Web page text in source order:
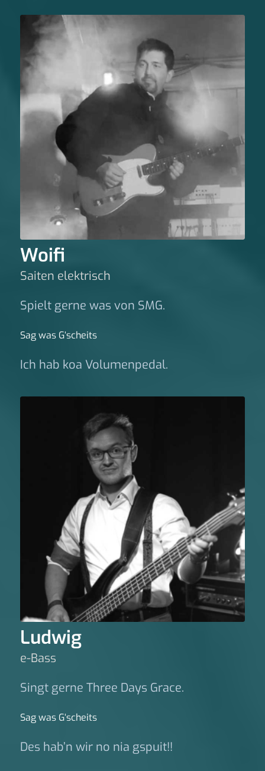
Woifi
Saiten elektrisch
Spielt gerne was von SMG.
Sag was G‘scheits
Ich hab koa Volumenpedal.
Ludwig
e-Bass
Singt gerne Three Days Grace.
Sag was G‘scheits
Des hab’n wir no nia gspuit!!